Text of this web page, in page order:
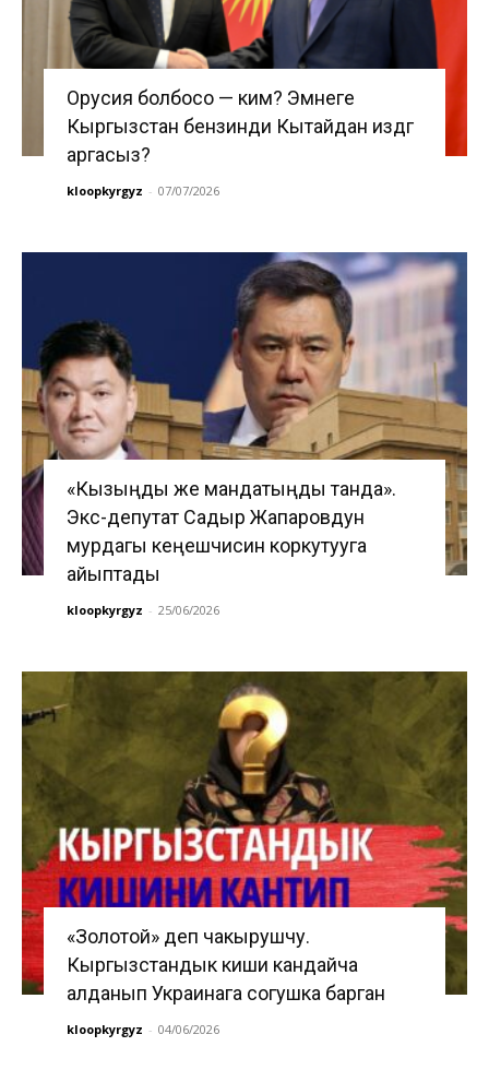
Орусия болбосо — ким? Эмнеге
Кыргызстан бензинди Кытайдан издөөгө
аргасыз?
kloopkyrgyz - 07/07/2026
«Кызыңды же мандатыңды танда».
Экс-депутат Садыр Жапаровдун
мурдагы кеңешчисин коркутууга
айыптады
kloopkyrgyz - 25/06/2026
«Золотой» деп чакырушчу.
Кыргызстандык киши кандайча
алданып Украинага согушка барган
kloopkyrgyz - 04/06/2026